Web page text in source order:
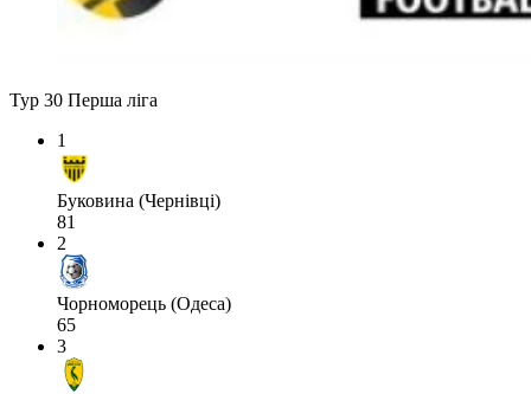
Тур 30 Перша ліга
1
Буковина (Чернівці)
81
2
Чорноморець (Одеса)
65
3